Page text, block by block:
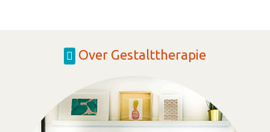
Over Gestalttherapie